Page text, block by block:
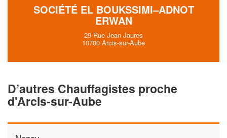
SOCIÉTÉ EL BOUKSSIMI–ADNOT
ERWAN
29 Rue Jean Jaures
10700 Arcis-sur-Aube
D’autres Chauffagistes proche
d'Arcis-sur-Aube